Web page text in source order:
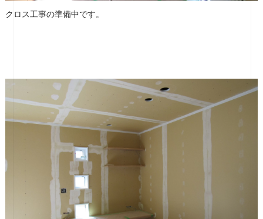
クロス工事の準備中です。